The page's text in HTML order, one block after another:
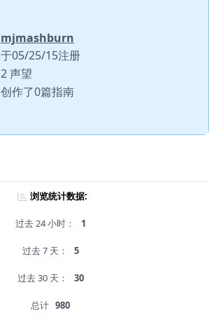
mjmashburn
于05/25/15注册
2 声望
创作了0篇指南
浏览统计数据:
过去 24 小时： 1
过去 7 天： 5
过去 30 天： 30
总计 980